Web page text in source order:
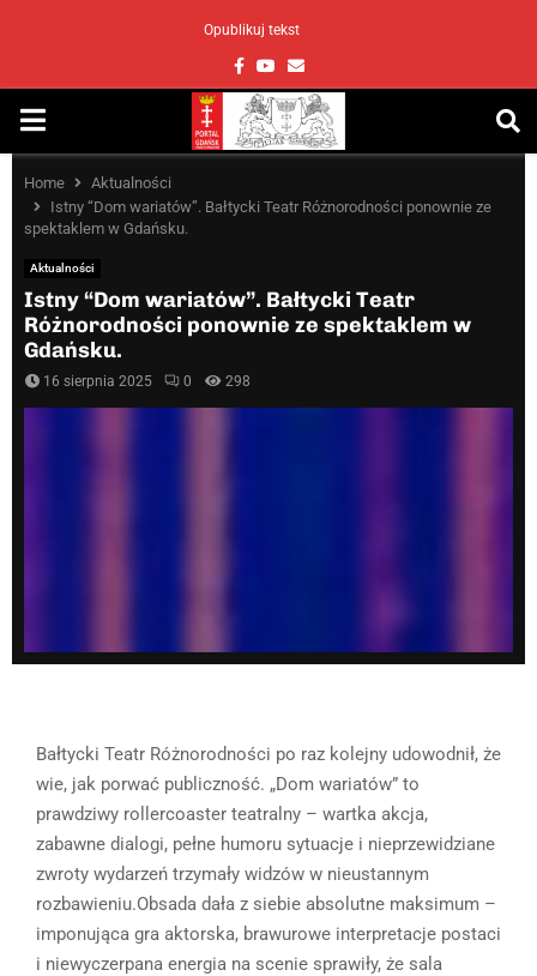
Opublikuj tekst
Facebook
Youtube
Email
PRIMARY
MENU
Home
Aktualności
Istny “Dom wariatów”. Bałtycki Teatr Różnorodności ponownie ze
spektaklem w Gdańsku.
Aktualności
Istny “Dom wariatów”. Bałtycki Teatr
Różnorodności ponownie ze spektaklem w
Gdańsku.
16 sierpnia 2025 0 298
Bałtycki Teatr Różnorodności po raz kolejny udowodnił, że
wie, jak porwać publiczność. „Dom wariatów” to
prawdziwy rollercoaster teatralny – wartka akcja,
zabawne dialogi, pełne humoru sytuacje i nieprzewidziane
zwroty wydarzeń trzymały widzów w nieustannym
rozbawieniu.Obsada dała z siebie absolutne maksimum –
imponująca gra aktorska, brawurowe interpretacje postaci
i niewyczerpana energia na scenie sprawiły, że sala